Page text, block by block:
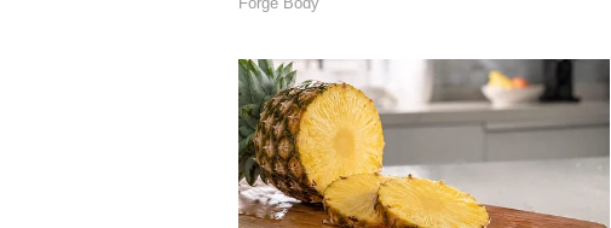
வசூல் ஈட்டியதாக கூறப்படுகிறது.
340 கோடி வசூலித்து இருந்தது.
பாதாளத்திற்கு சென்றது. இதனால்
வருவதாக கூறப்படுகிறது.
இதையும் படியுங்கள்...விஜய்
சரக்கு இருக்கான்னு பாருங்க!